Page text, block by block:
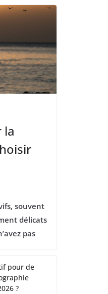
la
souvent
délicats
pas
pour de
?